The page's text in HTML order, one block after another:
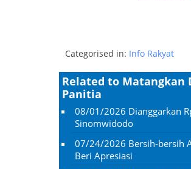
Categorised in: Info Rakyat
Related to Matangkan
Panitia
08/01/2026 Dianggarkan
Sinomwidodo
07/24/2026 Bersih-bersih
Beri Apresiasi